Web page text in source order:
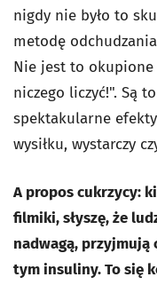
nigdy nie było to
metodę
Nie jest to okupione
niczego liczyć!". Są
spektakularne
wysiłku, wystarczy
A propos cukrzycy:
filmiki, słyszę, że
nadwagą, przyjmują
tym insuliny. To się